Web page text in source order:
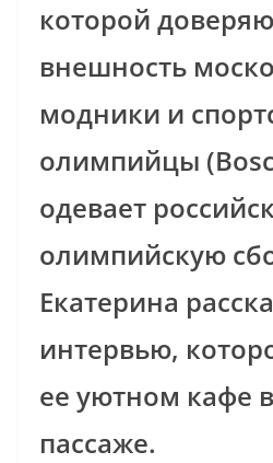
которой
внешность
модники и
олимпийцы
одевает
олимпийскую
Екатерина
интервью,
ее уютном кафе
пассаже.